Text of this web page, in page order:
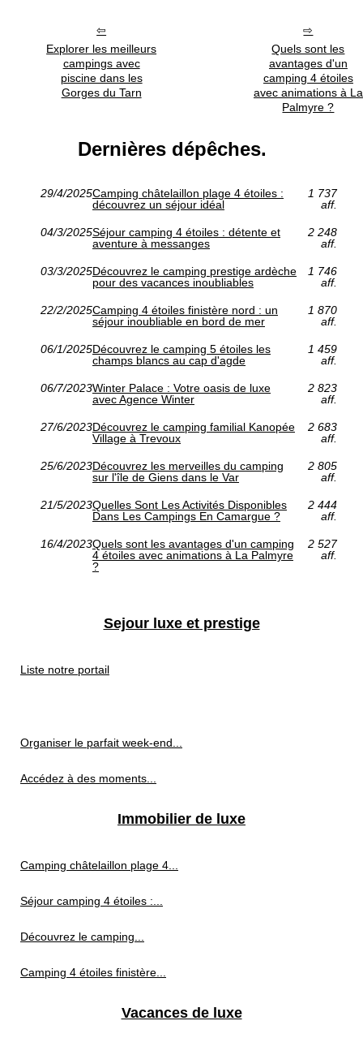
Explorer les meilleurs
campings avec
piscine dans les
Gorges du Tarn
Quels sont les
avantages d'un
camping 4 étoiles
avec animations à La
Palmyre ?
Dernières dépêches.
29/4/2025Camping châtelaillon plage 4 étoiles :
découvrez un séjour idéal
1 737
aff.
04/3/2025Séjour camping 4 étoiles : détente et
aventure à messanges
2 248
aff.
03/3/2025Découvrez le camping prestige ardèche
pour des vacances inoubliables
1 746
aff.
22/2/2025Camping 4 étoiles finistère nord : un
séjour inoubliable en bord de mer
1 870
aff.
06/1/2025Découvrez le camping 5 étoiles les
champs blancs au cap d'agde
1 459
aff.
06/7/2023Winter Palace : Votre oasis de luxe
avec Agence Winter
2 823
aff.
27/6/2023Découvrez le camping familial Kanopée
Village à Trevoux
2 683
aff.
25/6/2023Découvrez les merveilles du camping
sur l'île de Giens dans le Var
2 805
aff.
21/5/2023Quelles Sont Les Activités Disponibles
Dans Les Campings En Camargue ?
2 444
aff.
16/4/2023Quels sont les avantages d'un camping
4 étoiles avec animations à La Palmyre
?
2 527
aff.
Sejour luxe et prestige
Liste notre portail
Organiser le parfait week-end...
Accédez à des moments...
Immobilier de luxe
Camping châtelaillon plage 4...
Séjour camping 4 étoiles :...
Découvrez le camping...
Camping 4 étoiles finistère...
Vacances de luxe